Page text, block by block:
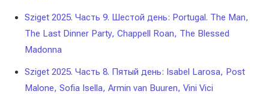
Sziget 2025. Часть 9. Шестой день: Portugal. The Man,
The Last Dinner Party, Chappell Roan, The Blessed
Madonna
Sziget 2025. Часть 8. Пятый день: Isabel Larosa, Post
Malone, Sofia Isella, Armin van Buuren, Vini Vici